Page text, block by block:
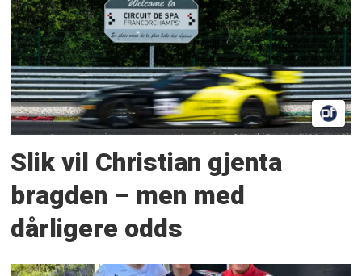
Slik vil Christian gjenta
bragden – men med
dårligere odds